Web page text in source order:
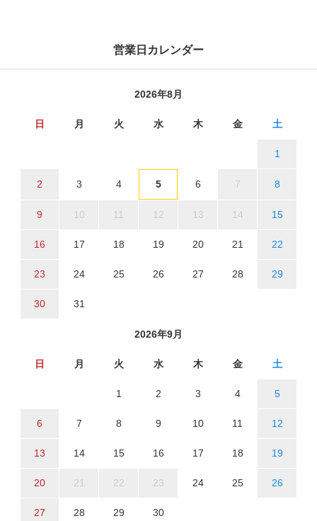
営業日カレンダー
2026年8月
日 月 火 水 木 金 土
1
2 3 4 5 6 7 8
9 10 11 12 13 14 15
16 17 18 19 20 21 22
23 24 25 26 27 28 29
30 31
2026年9月
日 月 火 水 木 金 土
1 2 3 4 5
6 7 8 9 10 11 12
13 14 15 16 17 18 19
20 21 22 23 24 25 26
27 28 29 30